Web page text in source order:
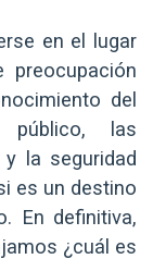
en el lugar
del
público, las
la seguridad
es un destino
En definitiva,
¿cuál es